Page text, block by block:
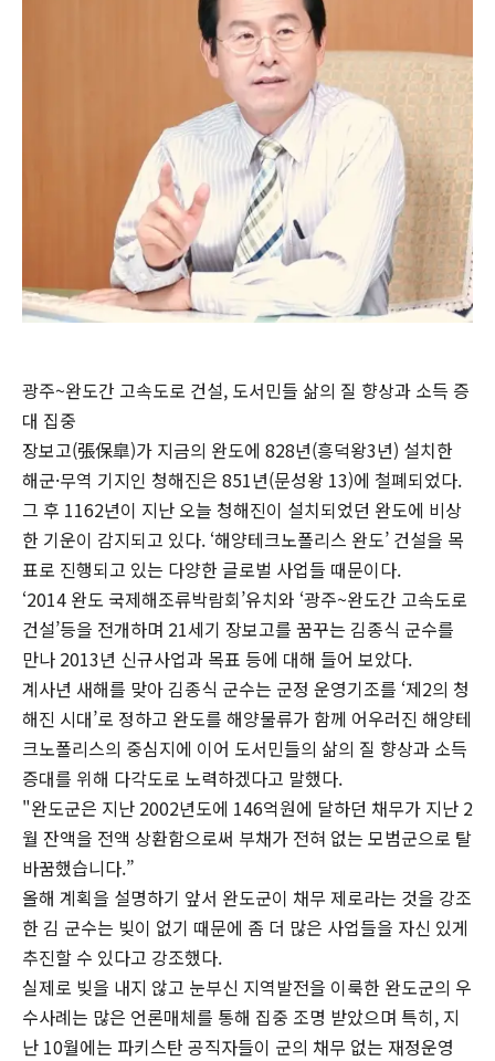
광주~완도간 고속도로 건설, 도서민들 삶의 질 향상과 소득 증
대 집중
장보고(張保皐)가 지금의 완도에 828년(흥덕왕3년) 설치한
해군·무역 기지인 청해진은 851년(문성왕 13)에 철폐되었다.
그 후 1162년이 지난 오늘 청해진이 설치되었던 완도에 비상
한 기운이 감지되고 있다. ‘해양테크노폴리스 완도’ 건설을 목
표로 진행되고 있는 다양한 글로벌 사업들 때문이다.
‘2014 완도 국제해조류박람회’유치와 ‘광주~완도간 고속도로
건설’등을 전개하며 21세기 장보고를 꿈꾸는 김종식 군수를
만나 2013년 신규사업과 목표 등에 대해 들어 보았다.
계사년 새해를 맞아 김종식 군수는 군정 운영기조를 ‘제2의 청
해진 시대’로 정하고 완도를 해양물류가 함께 어우러진 해양테
크노폴리스의 중심지에 이어 도서민들의 삶의 질 향상과 소득
증대를 위해 다각도로 노력하겠다고 말했다.
"완도군은 지난 2002년도에 146억원에 달하던 채무가 지난 2
월 잔액을 전액 상환함으로써 부채가 전혀 없는 모범군으로 탈
바꿈했습니다.”
올해 계획을 설명하기 앞서 완도군이 채무 제로라는 것을 강조
한 김 군수는 빚이 없기 때문에 좀 더 많은 사업들을 자신 있게
추진할 수 있다고 강조했다.
실제로 빚을 내지 않고 눈부신 지역발전을 이룩한 완도군의 우
수사례는 많은 언론매체를 통해 집중 조명 받았으며 특히, 지
난 10월에는 파키스탄 공직자들이 군의 채무 없는 재정운영